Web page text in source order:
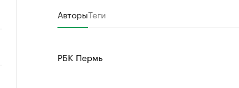
АвторыТеги
РБК Пермь